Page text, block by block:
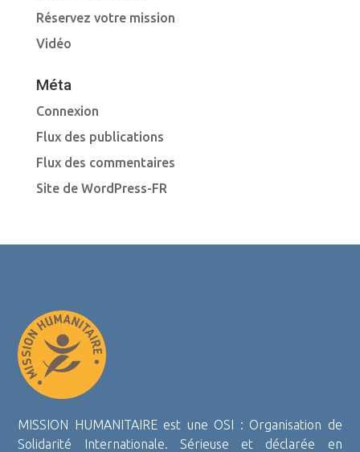
Réservez votre mission
Vidéo
Méta
Connexion
Flux des publications
Flux des commentaires
Site de WordPress-FR
MISSION HUMANITAIRE est une OSI : Organisation de
Solidarité Internationale. Sérieuse et déclarée en